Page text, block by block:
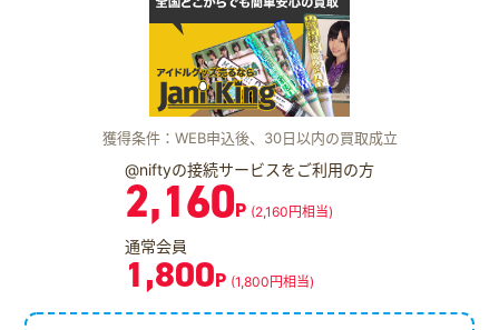
獲得条件：WEB申込後、30日以内の買取成立
@niftyの接続サービスをご利用の方
2,160P (2,160円相当)
通常会員
1,800P (1,800円相当)